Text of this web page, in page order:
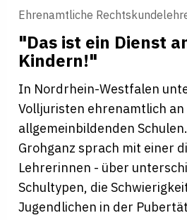
Ehrenamtliche
"Das ist ein Dienst
Kindern!"
In Nordrhein-Westfalen
Volljuristen ehrenamtlich an
allgemeinbildenden
Grohganz sprach mit einer
Lehrerinnen - über
Schultypen, die
Jugendlichen in der